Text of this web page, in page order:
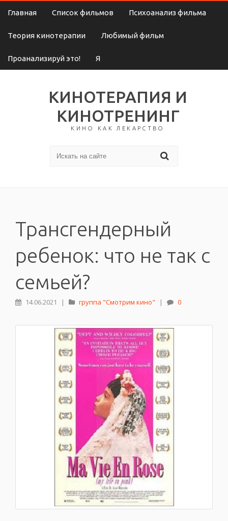
Главная Список фильмов Психоанализ фильма
Теория кинотерапии Любимый фильм
Проанализируй это! Я
КИНОТЕРАПИЯ И
КИНОТРЕНИНГ
КИНО КАК ЛЕКАРСТВО
Трансгендерный
ребенок: что не так с
семьей?
14.06.2021 | группа "Смотрим кино" | 0